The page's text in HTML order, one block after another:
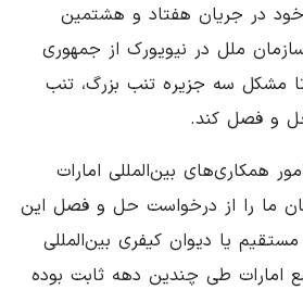
خود در جریان هفتاد و هشتمین
ملل در نیویورک از جمهوری
مشکل سه جزیره تنب بزرگ، تنب
و فصل کند.
همکاری‌های بین‌المللی امارات
ما را از درخواست حل و فصل این
یا دیوان کیفری بین‌المللی
امارات طی چندین دهه ثابت بوده